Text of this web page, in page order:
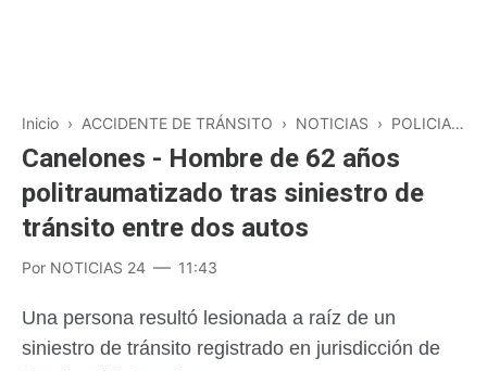
Inicio › ACCIDENTE DE TRÁNSITO › NOTICIAS › POLICIALES
Canelones - Hombre de 62 años
politraumatizado tras siniestro de
tránsito entre dos autos
Por NOTICIAS 24 11:43
Una persona resultó lesionada a raíz de un
siniestro de tránsito registrado en jurisdicción de